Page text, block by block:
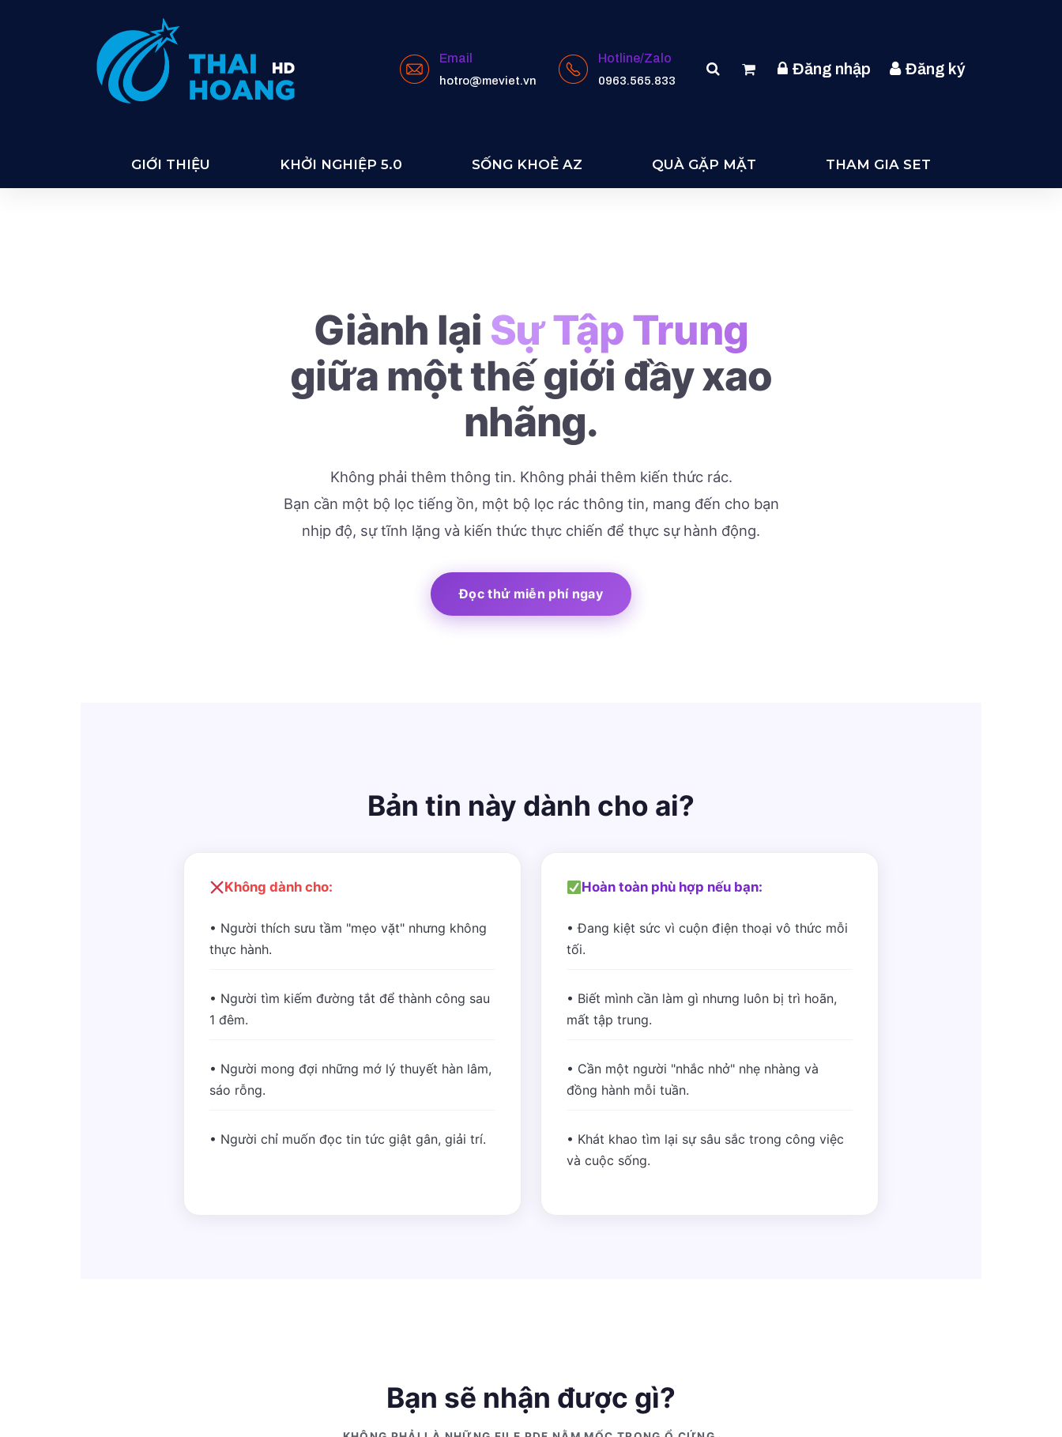
Email
hotro@meviet.vn
Hotline/Zalo
0963.565.833
Đăng nhập Đăng ký
GIỚI THIỆU KHỞI NGHIỆP 5.0 SỐNG KHOẺ AZ QUÀ GẶP MẶT THAM GIA SET
Giành lại Sự Tập Trung
giữa một thế giới đầy xao
nhãng.
Không phải thêm thông tin. Không phải thêm kiến thức rác.
Bạn cần một bộ lọc tiếng ồn, một bộ lọc rác thông tin, mang đến cho bạn
nhịp độ, sự tĩnh lặng và kiến thức thực chiến để thực sự hành động.
Đọc thử miễn phí ngay
Bản tin này dành cho ai?
Không dành cho:
• Người thích sưu tầm "mẹo vặt" nhưng không
thực hành.
• Người tìm kiếm đường tắt để thành công sau
1 đêm.
• Người mong đợi những mớ lý thuyết hàn lâm,
sáo rỗng.
• Người chỉ muốn đọc tin tức giật gân, giải trí.
Hoàn toàn phù hợp nếu bạn:
• Đang kiệt sức vì cuộn điện thoại vô thức mỗi
tối.
• Biết mình cần làm gì nhưng luôn bị trì hoãn,
mất tập trung.
• Cần một người "nhắc nhở" nhẹ nhàng và
đồng hành mỗi tuần.
• Khát khao tìm lại sự sâu sắc trong công việc
và cuộc sống.
Bạn sẽ nhận được gì?